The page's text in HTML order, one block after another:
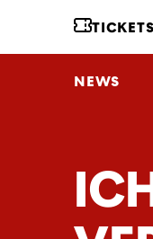
TICKETS
NEWS